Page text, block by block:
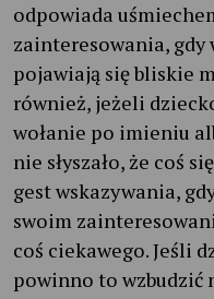
odpowiada
zainteresowania,
pojawiają się bliskie
również, jeżeli
wołanie po imieniu
nie słyszało, że coś
gest wskazywania,
swoim
coś ciekawego. Jeśli
powinno to wzbudzić